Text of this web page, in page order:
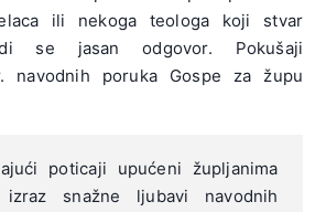
ili nekoga teologa koji stvar
se jasan odgovor. Pokušaji
navodnih poruka Gospe za župu
poticaji upućeni župljanima
snažne ljubavi navodnih